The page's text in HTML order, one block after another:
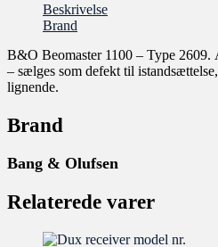
Beskrivelse
Brand
B&O Beomaster 1100 – Type
– sælges som defekt til
lignende.
Brand
Bang & Olufsen
Relaterede varer